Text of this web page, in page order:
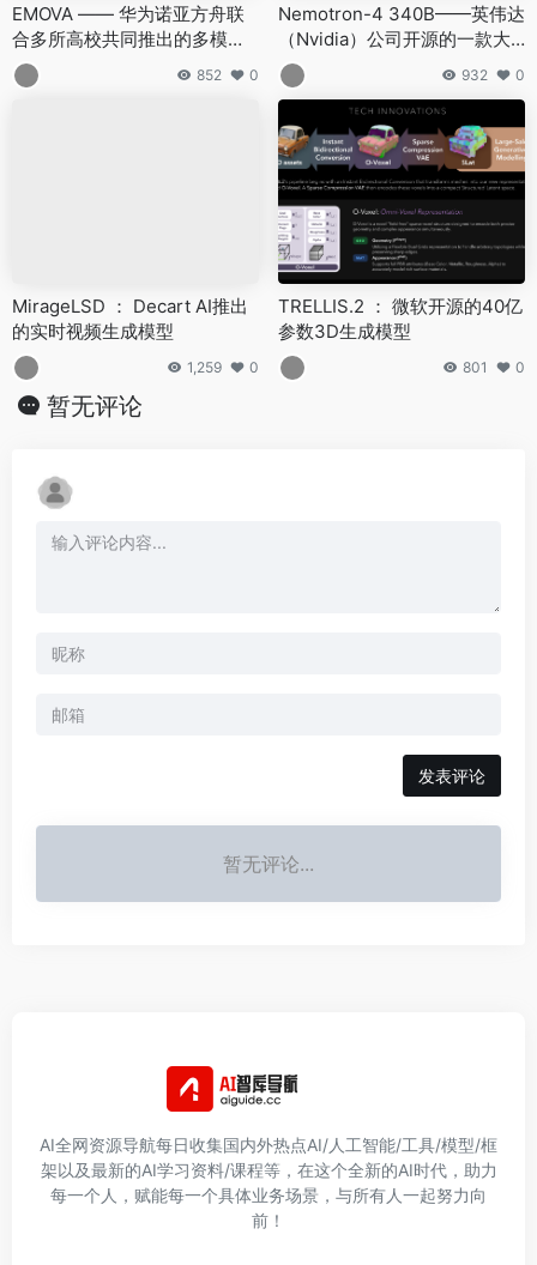
EMOVA —— 华为诺亚方舟联
合多所高校共同推出的多模态
全能处理模型
852 0
Nemotron-4 340B——英伟达
（Nvidia）公司开源的一款大
型语言模型
932 0
MirageLSD ： Decart AI推出
的实时视频生成模型
1,259 0
TRELLIS.2 ： 微软开源的40亿
参数3D生成模型
801 0
暂无评论
发表评论
暂无评论...
AI全网资源导航每日收集国内外热点AI/人工智能/工具/模型/框
架以及最新的AI学习资料/课程等，在这个全新的AI时代，助力
每一个人，赋能每一个具体业务场景，与所有人一起努力向
前！